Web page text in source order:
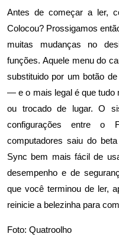
Antes de começar a ler,
Colocou? Prossigamos
muitas mudanças no
funções. Aquele menu do
substituido por um botão
— e o mais legal é que tudo
ou trocado de lugar. O
configurações entre o
computadores saiu do beta
Sync bem mais fácil de
desempenho e de
que você terminou de ler,
reinicie a belezinha para
Foto: Quatroolho